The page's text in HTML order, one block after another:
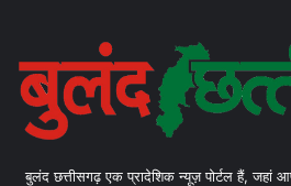
बुलंद छत्तीसगढ़ एक प्रादेशिक न्यूज़ पोर्टल हैं, जहां